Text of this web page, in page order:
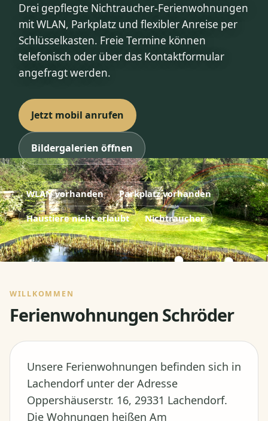
Drei gepflegte Nichtraucher-Ferienwohnungen
mit WLAN, Parkplatz und flexibler Anreise per
Schlüsselkasten. Freie Termine können
telefonisch oder über das Kontaktformular
angefragt werden.
Jetzt mobil anrufen
Bildergalerien öffnen
WLAN vorhanden Parkplatz vorhanden
Haustiere nicht erlaubt Nichtraucher
WILLKOMMEN
Ferienwohnungen Schröder
Unsere Ferienwohnungen befinden sich in
Lachendorf unter der Adresse
Oppershäuserstr. 16, 29331 Lachendorf.
Die Wohnungen heißen Am